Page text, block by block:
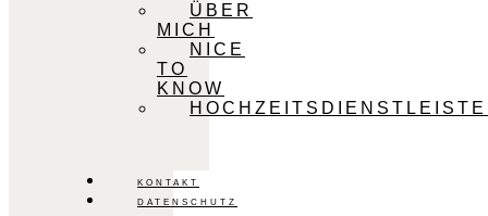
ÜBER
MICH
NICE
TO
KNOW
KONTAKT
DATENSCHUTZ